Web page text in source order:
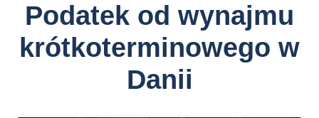
Podatek od wynajmu
krótkoterminowego w
Danii